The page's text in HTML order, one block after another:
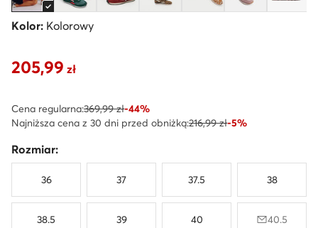
Kolor: Kolorowy
Aktualna cena 205,99 zł
205,99 zł
Cena regularna:369,99 zł-44%
Najniższa cena z 30 dni przed obniżką:216,99 zł-5%
Rozmiar:
36 37 37.5 38
38.5 39 40 40.5